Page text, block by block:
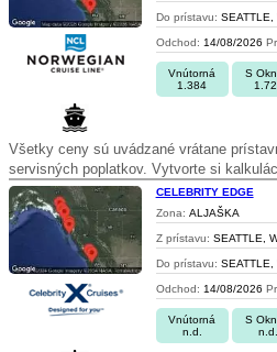
Do prístavu: SEATTLE,
Odchod: 14/08/2026
Vnútorná
1.384
S
Všetky ceny sú uvádzané vrátane
servisných poplatkov. Vytvorte si
CELEBRITY EDGE
Zona: ALJAŠKA
Z prístavu: SEATTLE,
Do prístavu: SEATTLE,
Odchod: 14/08/2026
Vnútorná
n.d.
S
n.d.